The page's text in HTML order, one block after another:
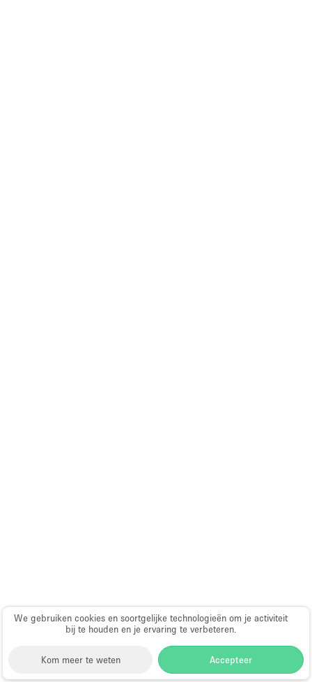
We gebruiken cookies en soortgelijke technologieën om je activiteit
bij te houden en je ervaring te verbeteren.
Kom meer te weten Accepteer